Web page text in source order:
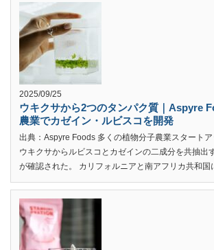
2025/09/25
ウキクサから2つのタンパク質｜Aspyre
農業でカゼイン・ルビスコを開発
出典：Aspyre Foods 多くの植物分子農業スタートア
ウキクサからルビスコとカゼインの二成分を共抽出
が確認された。 カリフォルニアと南アフリカ共和国